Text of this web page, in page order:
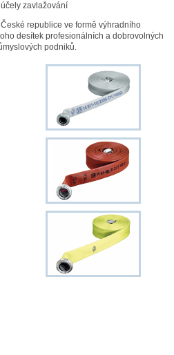
zavlažování
republice ve formě výhradního
desítek profesionálních a dobrovolných
podniků.